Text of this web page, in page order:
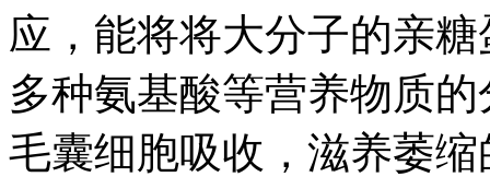
应，能将将大分子的亲
多种氨基酸等营养物质
毛囊细胞吸收，滋养萎